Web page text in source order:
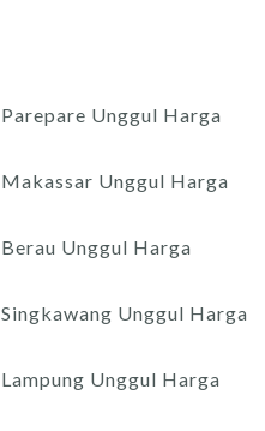
Unggul Harga
Unggul Harga
Unggul Harga
Unggul Harga
Unggul Harga